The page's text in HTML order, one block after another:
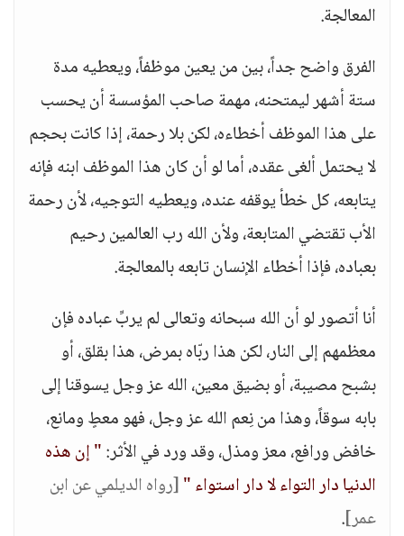
المعالجة.
الفرق واضح جداً، بين من يعين موظفاً، ويعطيه مدة
ستة أشهر ليمتحنه، مهمة صاحب المؤسسة أن يحسب
على هذا الموظف أخطاءه، لكن بلا رحمة، إذا كانت بحجم
لا يحتمل ألغى عقده، أما لو أن كان هذا الموظف ابنه فإنه
يتابعه، كل خطأ يوقفه عنده، ويعطيه التوجيه، لأن رحمة
الأب تقتضي المتابعة، ولأن الله رب العالمين رحيم
بعباده، فإذا أخطاء الإنسان تابعه بالمعالجة.
أنا أتصور لو أن الله سبحانه وتعالى لم يربِّ عباده فإن
معظمهم إلى النار، لكن هذا ربّاه بمرض، هذا بقلق، أو
بشبح مصيبة، أو بضيق معين، الله عز وجل يسوقنا إلى
بابه سوقاً، وهذا من نِعم الله عز وجل، فهو معطٍ ومانع،
خافض ورافع، معز ومذل، وقد ورد في الأثر:" إن هذه
الدنيا دار التواء لا دار استواء "[رواه الديلمي عن ابن
عمر].